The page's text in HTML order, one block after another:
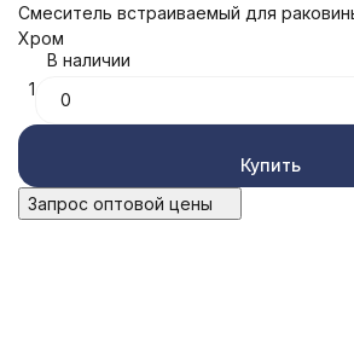
Смеситель встраиваемый для
Хром
В наличии
1
Купить
Запрос оптовой цены